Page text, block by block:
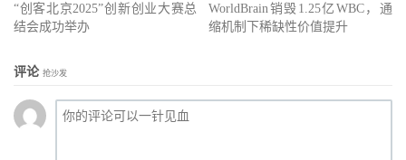
“创客北京2025”创新创业大赛总
结会成功举办
WorldBrain销毁1.25亿WBC，通
缩机制下稀缺性价值提升
评论 抢沙发